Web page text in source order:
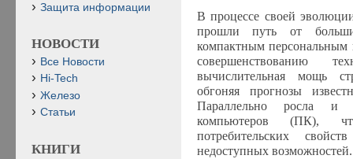
В процессе своей
прошли путь от
компактным персональным
совершенствованию
вычислительная мощь
обгоняя прогнозы
Параллельно росла и
компьютеров (ПК),
потребительских
недоступных возможностей.
Защита информации
НОВОСТИ
Все Новости
Hi-Tech
Железо
Статьи
КНИГИ